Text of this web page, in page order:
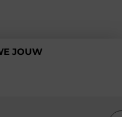
JOUW